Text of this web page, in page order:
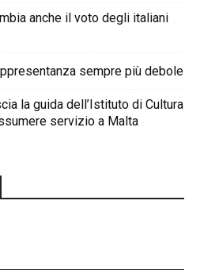
anche il voto degli italiani
sempre più debole
la guida dell’Istituto di Cultura
servizio a Malta